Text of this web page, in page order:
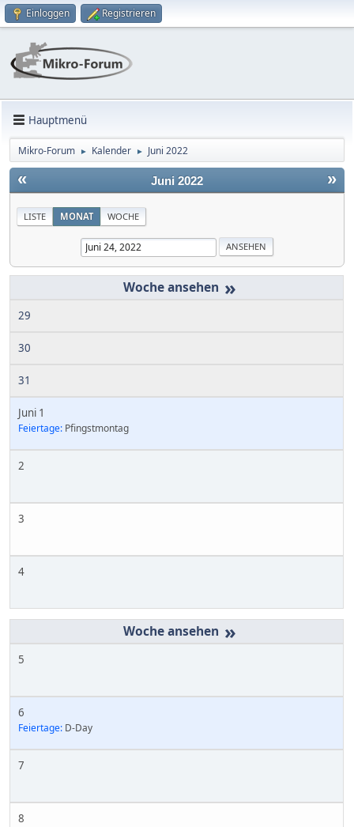
Einloggen Registrieren
Hauptmenü
Mikro-Forum ► Kalender ► Juni 2022
« »
Juni 2022
LISTE MONAT WOCHE
»
29
30
31
Juni 1
Feiertage: Pfingstmontag
2
3
4
»
5
6
Feiertage: D-Day
7
8